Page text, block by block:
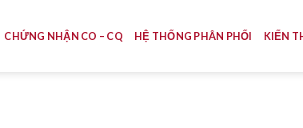
CHỨNG NHẬN CO – CQ HỆ THỐNG PHÂN PHỐI KIẾN